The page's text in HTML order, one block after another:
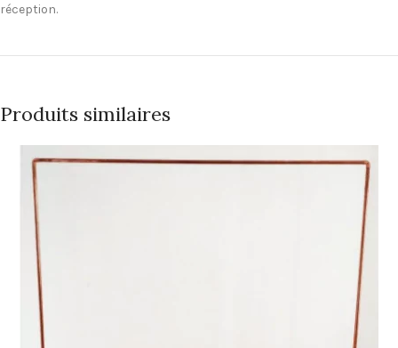
réception.
Produits similaires